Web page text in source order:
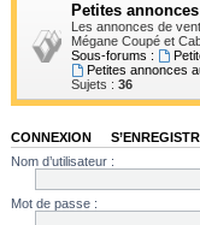
Petites annonces
Les annonces de
Mégane Coupé et
Sous-forums :
Petites annonces
Sujets : 36
CONNEXION
Nom d’utilisateur :
Mot de passe :